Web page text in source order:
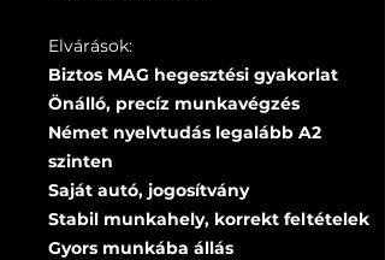
Elvárások:
Biztos MAG hegesztési gyakorlat
Önálló, precíz munkavégzés
Német nyelvtudás legalább A2
szinten
Saját autó, jogosítvány
Stabil munkahely, korrekt feltételek
Gyors munkába állás